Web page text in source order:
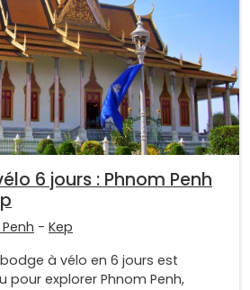
6 jours : Phnom Penh
- Kep
à vélo en 6 jours est
explorer Phnom Penh,